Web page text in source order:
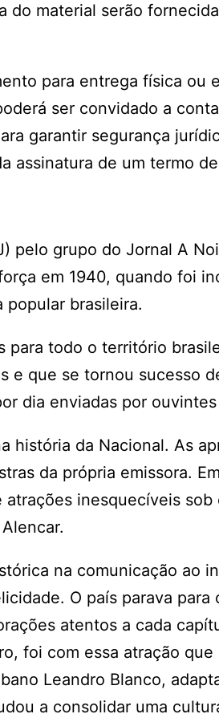
material serão
para entrega física ou
ser convidado a
garantir segurança
assinatura de um termo
pelo grupo do Jornal A
em 1940, quando foi
brasileira.
para todo o território
e que se tornou sucesso
dia enviadas por
história da Nacional. As
da própria emissora. Em
inesquecíveis sob
na comunicação ao
O país parava
atentos a cada
foi com essa atração
Leandro Blanco,
a consolidar uma